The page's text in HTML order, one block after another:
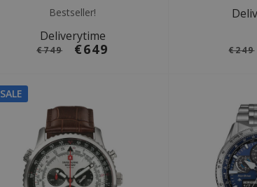
Bestseller!
Deliverytime
€749 €649 €249
SALE